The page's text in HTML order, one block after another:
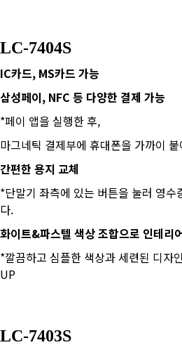
LC-7404S
IC카드, MS카드 가능
​삼성페이, NFC 등 다양한 결제 가능
*페이 앱을 실행한 후,
마그네틱 결제부에 휴대폰을 가까이
​간편한 용지 교체
*단말기 좌측에 있는 버튼을 눌러 영수
다.
화이트&파스텔 색상 조합으로 인테리
*깔끔하고 심플한 색상과 세련된 디자
UP
LC-7403S